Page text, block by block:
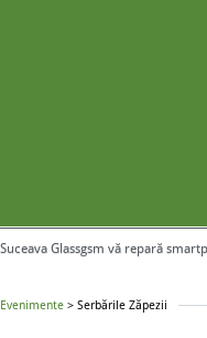
Evenimente > Serbările Zăpezii